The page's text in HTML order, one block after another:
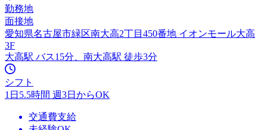
勤務地
面接地
愛知県名古屋市緑区南大高2丁目450番地 イオンモール大高
3F
大高駅 バス15分、南大高駅 徒歩3分
シフト
1日5.5時間 週3日からOK
交通費支給